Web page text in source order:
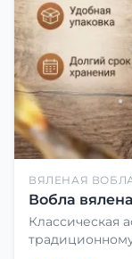
ВЯЛЕНАЯ
Вобла
Классическая